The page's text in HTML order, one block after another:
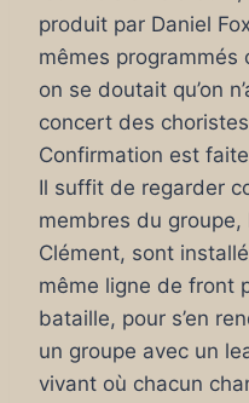
produit par Daniel
mêmes
on se doutait qu’on
concert des
Confirmation est
Il suffit de regarder
membres du
Clément, sont
même ligne de front
bataille, pour s’en
un groupe avec un
vivant où chacun